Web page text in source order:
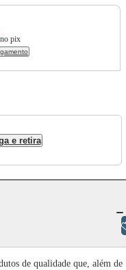
no pix
e retira
de qualidade que, além de